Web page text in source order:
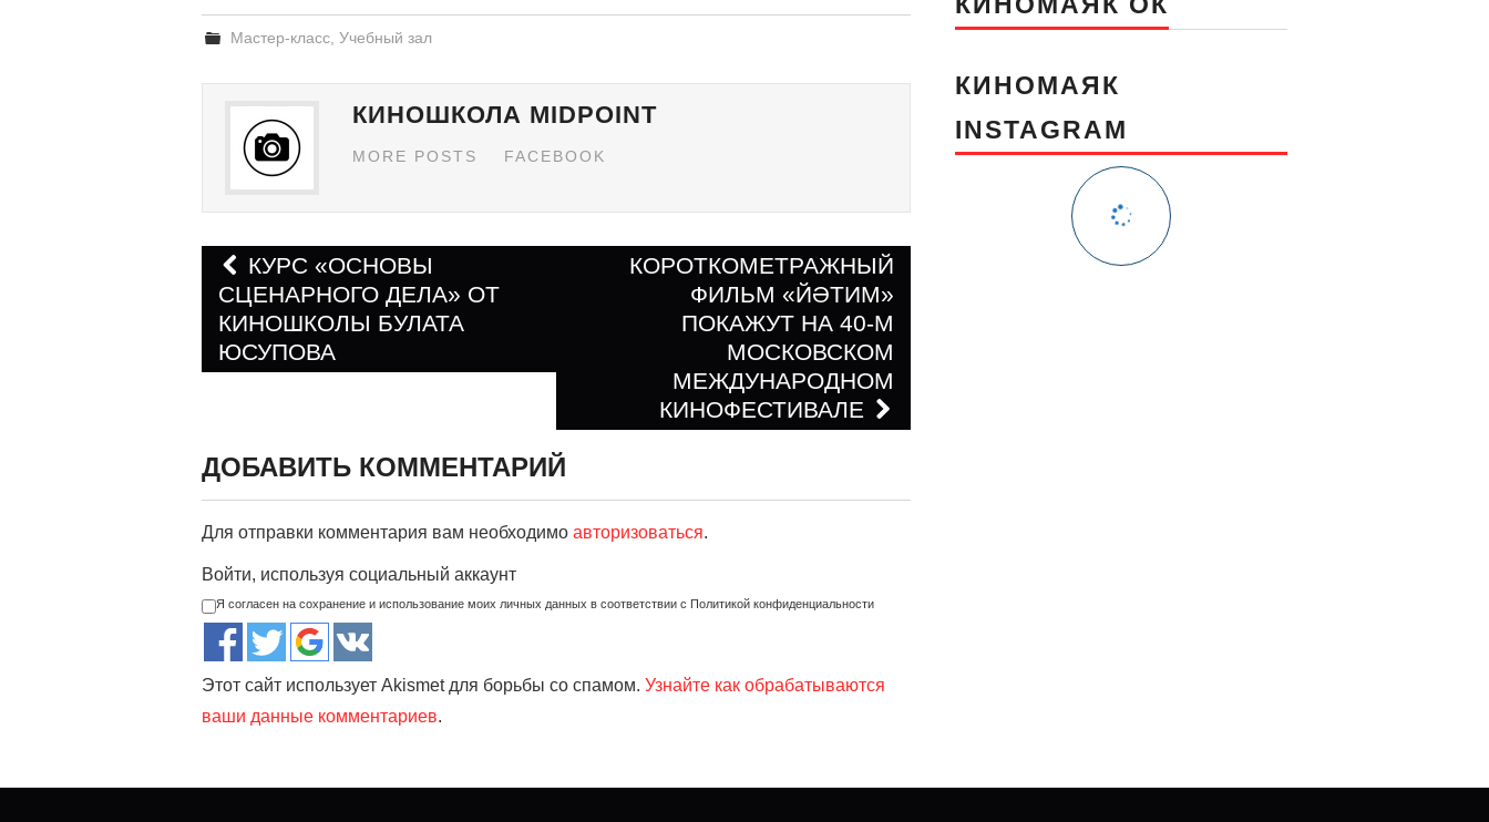
Мастер-класс ,Учебный зал
КИНОШКОЛА MIDPOINT
MORE POSTS FACEBOOK
Навигация по записям
КУРС «ОСНОВЫ
СЦЕНАРНОГО ДЕЛА» ОТ
КИНОШКОЛЫ БУЛАТА
ЮСУПОВА
КОРОТКОМЕТРАЖНЫЙ
ФИЛЬМ «ЙӘТИМ»
ПОКАЖУТ НА 40-М
МОСКОВСКОМ
МЕЖДУНАРОДНОМ
КИНОФЕСТИВАЛЕ
ДОБАВИТЬ КОММЕНТАРИЙ
Для отправки комментария вам необходимо авторизоваться.
Войти, используя социальный аккаунт
Я согласен на сохранение и использование моих личных данных в соответствии с Политикой конфиденциальности
Этот сайт использует Akismet для борьбы со спамом. Узнайте как обрабатываются
ваши данные комментариев.
КИНОМАЯК
INSTAGRAM